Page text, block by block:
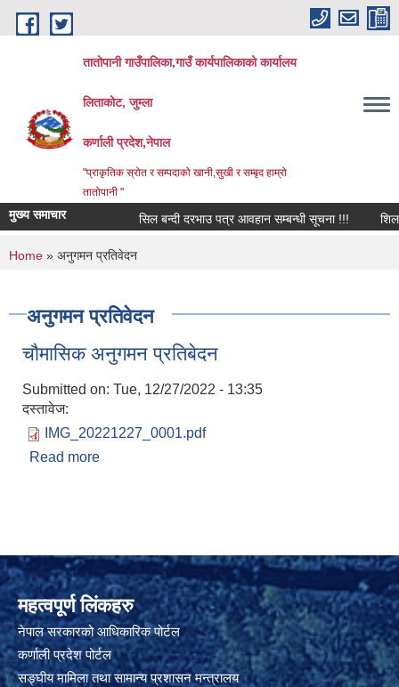
Skip to main content
तातोपानी गाउँपालिका,गाउँ कार्यपालिकाको कार्यालय
लिताकोट, जुम्ला
कर्णाली प्रदेश,नेपाल
"प्राकृतिक स्रोत र सम्पदाको खानी,सुखी र सम्बृद हाम्रो
तातोपानी "
मुख्य समाचार सिल बन्दी दरभाउ पत्र आवहान सम्बन्धी सूचना !!!
You are here
Home » अनुगमन प्रतिवेदन
अनुगमन प्रतिवेदन
चौमासिक अनुगमन प्रतिबेदन
Submitted on: Tue, 12/27/2022 - 13:35
दस्तावेज:
IMG_20221227_0001.pdf
Read more
महत्वपूर्ण लिंकहरु
नेपाल सरकारको आधिकारिक पोर्टल
कर्णाली प्रदेश पोर्टल
सङ्घीय मामिला तथा सामान्य प्रशासन मन्त्रालय